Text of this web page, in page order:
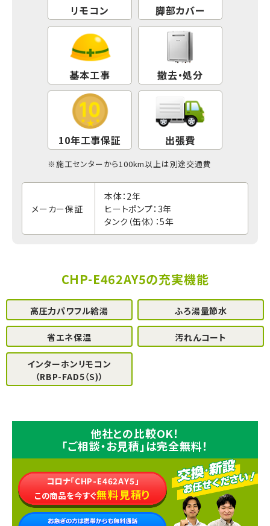
リモコン 脚部カバー
基本工事 撤去・処分
10年工事保証 出張費
※施工センターから100km以上は別途交通費
メーカー保証
本体：2年
ヒートポンプ：3年
タンク（缶体）：5年
CHP-E462AY5の充実機能
高圧力パワフル給湯 ふろ湯量節水
省エネ保温 汚れんコート
インターホンリモコン
（RBP-FAD5（S)）
他社との比較OK！
「ご相談・お見積」は完全無料！
コロナ「CHP-E462AY5」
この商品を今すぐ無料見積り